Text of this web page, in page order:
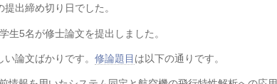
出締め切り日でした。
生5名が修士論文を提出しました。
論文ばかりです。 修論題目 は以下の通りです。